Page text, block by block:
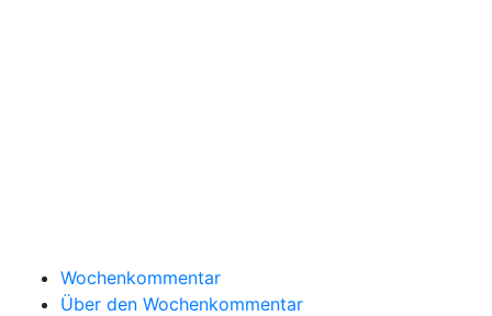
Wochenkommentar
Über den Wochenkommentar